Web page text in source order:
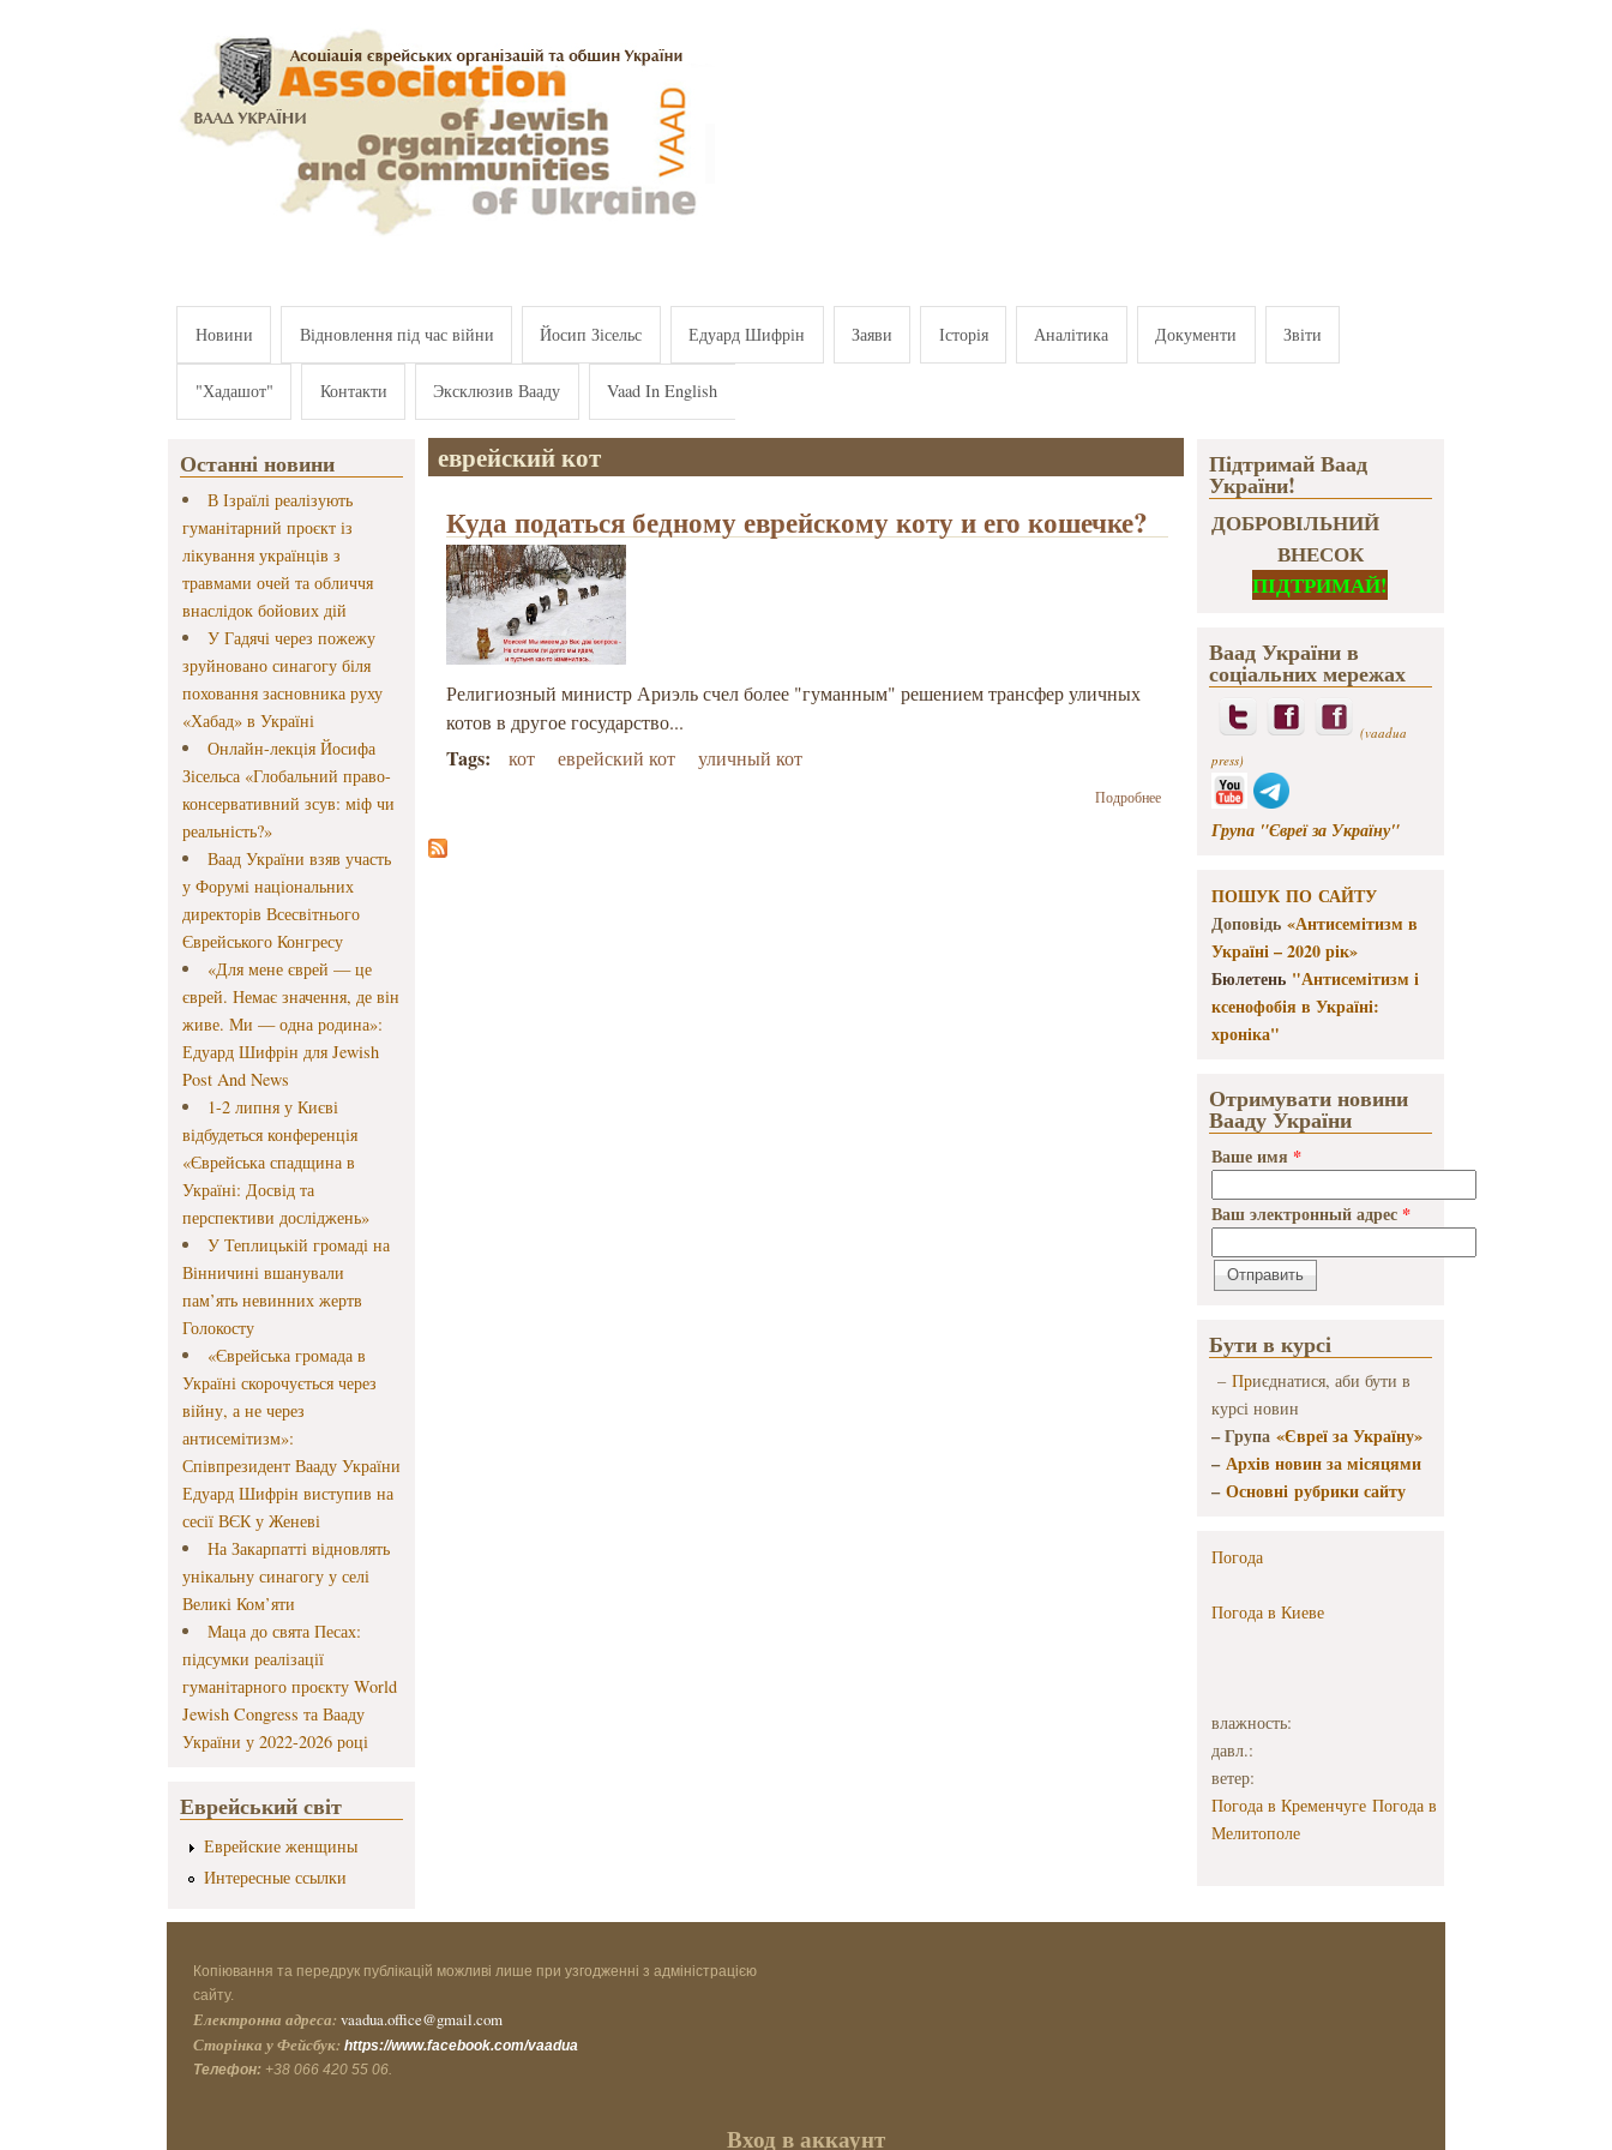
Новини Відновлення під час війни Йосип Зісельс Едуард Шифрін Заяви Історія Аналітика Документи Звіти
"Хадашот" Контакти Эксклюзив Вааду Vaad In English
Останні новини
В Ізраїлі реалізують
гуманітарний проєкт із
лікування українців з
травмами очей та обличчя
внаслідок бойових дій
У Гадячі через пожежу
зруйновано синагогу біля
поховання засновника руху
«Хабад» в Україні
Онлайн-лекція Йосифа
Зісельса «Глобальний право-
консервативний зсув: міф чи
реальність?»
Ваад України взяв участь
у Форумі національних
директорів Всесвітнього
Єврейського Конгресу
«Для мене єврей — це
єврей. Немає значення, де він
живе. Ми — одна родина»:
Едуард Шифрін для Jewish
Post And News
1-2 липня у Києві
відбудеться конференція
«Єврейська спадщина в
Україні: Досвід та
перспективи досліджень»
У Теплицькій громаді на
Вінничині вшанували
пам’ять невинних жертв
Голокосту
«Єврейська громада в
Україні скорочується через
війну, а не через
антисемітизм»:
Співпрезидент Вааду України
Едуард Шифрін виступив на
сесії ВЄК у Женеві
На Закарпатті відновлять
унікальну синагогу у селі
Великі Ком’яти
Маца до свята Песах:
підсумки реалізації
гуманітарного проєкту World
Jewish Congress та Вааду
України у 2022-2026 році
Еврейський світ
Еврейские женщины
Интересные ссылки
еврейский кот
Куда податься бедному еврейскому коту и его кошечке?
Религиозный министр Ариэль счел более "гуманным" решением трансфер уличных
котов в другое государство...
Tags: кот еврейский кот уличный кот
Подробнеео Куда
бедному
кошечке?
Підтримай Ваад
України!
ДОБРОВІЛЬНИЙ
ВНЕСОК
ПІДТРИМАЙ!
Ваад України в
соціальних мережах
(vaadua
press)
Група "Євреї за Україну"
ПОШУК ПО САЙТУ
Доповідь «Антисемітизм в
Україні – 2020 рік»
Бюлетень "Антисемітизм і
ксенофобія в Україні:
хроніка"
Отримувати новини
Вааду України
Ваше имя *
Ваш электронный адрес *
Бути в курсі
– Приєднатися, аби бути в
курсі новин
– Група «Євреї за Україну»
–Архів новин за місяцями
–Основні рубрики сайту
Погода
Погода в Киеве
влажность:
давл.:
ветер:
Погода в Кременчуге Погода в
Мелитополе
Копіювання та передрук публікацій можливі лише при узгодженні з адміністрацією
сайту.
Електронна адреса: vaadua.office@gmail.com
Сторінка у Фейсбук: https://www.facebook.com/vaadua
Телефон: +38 066 420 55 06.
Вход в аккаунт